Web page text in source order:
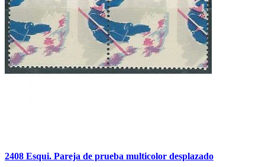
2408 Esqui. Pareja de prueba multicolor desplazado